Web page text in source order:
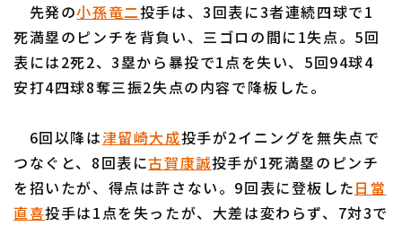
利用規約 プライバシーポリシー
先発の小孫竜二投手は、3回表に3者連続四球で1
死満塁のピンチを背負い、三ゴロの間に1失点。5回
表には2死2、3塁から暴投で1点を失い、5回94球4
安打4四球8奪三振2失点の内容で降板した。
6回以降は津留崎大成投手が2イニングを無失点で
つなぐと、8回表に古賀康誠投手が1死満塁のピンチ
を招いたが、得点は許さない。9回表に登板した日當
直喜投手は1点を失ったが、大差は変わらず、7対3で